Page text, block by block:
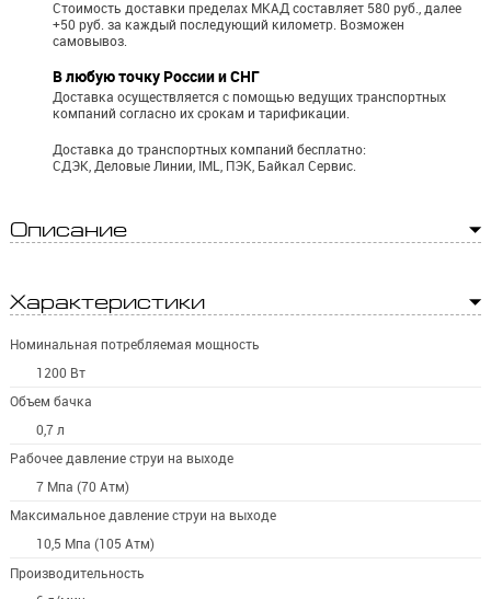
Стоимость доставки пределах МКАД составляет 580 руб., далее
+50 руб. за каждый последующий километр. Возможен
самовывоз.
В любую точку России и СНГ
Доставка осуществляется с помощью ведущих транспортных
компаний согласно их срокам и тарификации.
Доставка до транспортных компаний бесплатно:
СДЭК, Деловые Линии, IML, ПЭК, Байкал Сервис.
Описание
Характеристики
Номинальная потребляемая мощность
1200 Вт
Объем бачка
0,7 л
Рабочее давление струи на выходе
7 Мпа (70 Атм)
Максимальное давление струи на выходе
10,5 Мпа (105 Атм)
Производительность